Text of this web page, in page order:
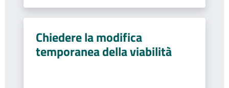
Chiedere la modifica
temporanea della viabilità